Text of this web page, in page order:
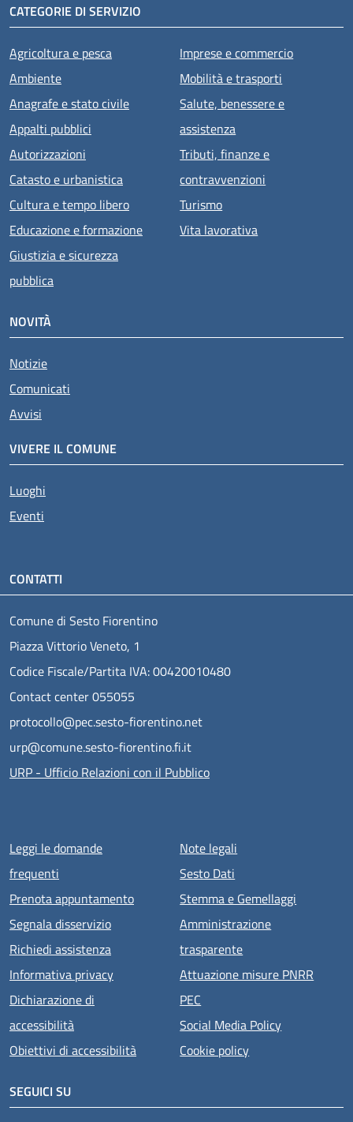
CATEGORIE DI SERVIZIO
Agricoltura e pesca
Ambiente
Anagrafe e stato civile
Appalti pubblici
Autorizzazioni
Catasto e urbanistica
Cultura e tempo libero
Educazione e formazione
Giustizia e sicurezza
pubblica
Imprese e commercio
Mobilità e trasporti
Salute, benessere e
assistenza
Tributi, finanze e
contravvenzioni
Turismo
Vita lavorativa
NOVITÀ
Notizie
Comunicati
Avvisi
VIVERE IL COMUNE
Luoghi
Eventi
CONTATTI
Comune di Sesto Fiorentino
Piazza Vittorio Veneto, 1
Codice Fiscale/Partita IVA: 00420010480
Contact center 055055
protocollo@pec.sesto-fiorentino.net
urp@comune.sesto-fiorentino.fi.it
URP - Ufficio Relazioni con il Pubblico
Menu piè di pagina
Leggi le domande
frequenti
Prenota appuntamento
Segnala disservizio
Richiedi assistenza
Informativa privacy
Dichiarazione di
accessibilità
Obiettivi di accessibilità
Note legali
Sesto Dati
Stemma e Gemellaggi
Amministrazione
trasparente
Attuazione misure PNRR
PEC
Social Media Policy
Cookie policy
SEGUICI SU